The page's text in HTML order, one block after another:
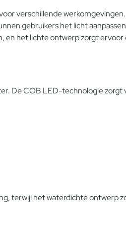
verschillende
gebruikers het licht
het lichte ontwerp zorgt
De COB LED-technologie
terwijl het waterdichte ontwerp